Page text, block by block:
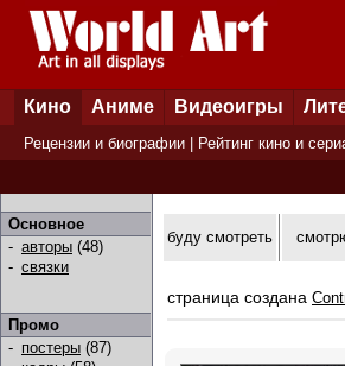
Кино Аниме Видеоигры
Рецензии и биографии Рейтинг кино и
Основное
- авторы (48)
- связки
Промо
- постеры (87)
буду смотреть
страница создана